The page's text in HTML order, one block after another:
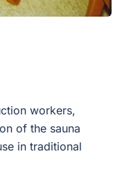
workers,
of the sauna
in traditional